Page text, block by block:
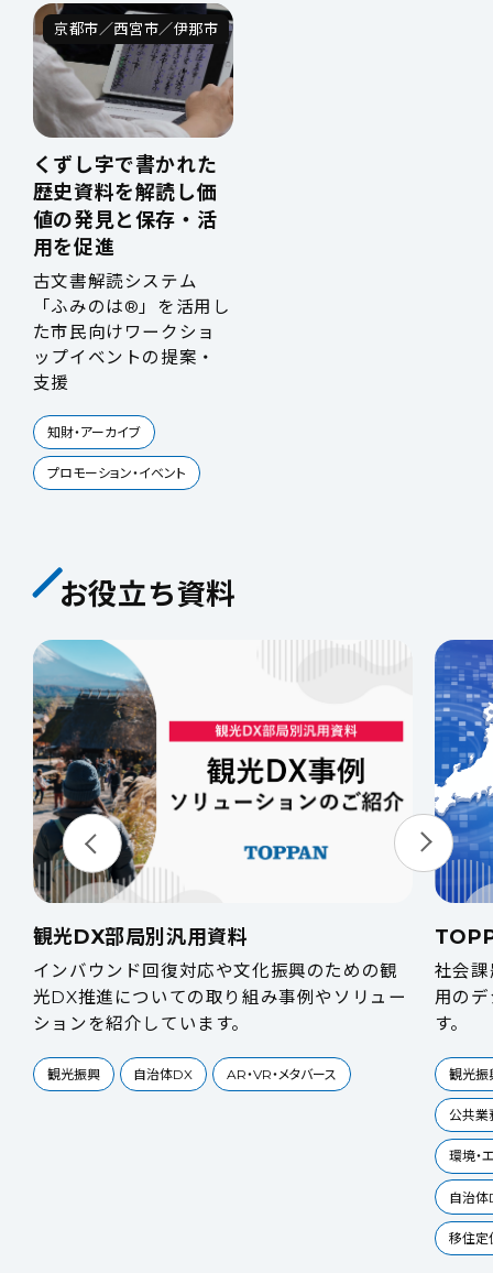
京都市／西宮市／伊那市
くずし字で書かれた
歴史資料を解読し価
値の発見と保存・活
用を促進
古文書解読システム
「ふみのは®」を活用し
た市民向けワークショ
ップイベントの提案・
支援
知財・アーカイブ
プロモーション・イベント
お役立ち資料
観光DX部局別汎用資料
インバウンド回復対応や文化振興のための観
光DX推進についての取り組み事例やソリュー
ションを紹介しています。
観光振興 自治体DX AR・VR・メタバース
社会
用の
す。
観光振
公共業
環境・
自治体
移住定